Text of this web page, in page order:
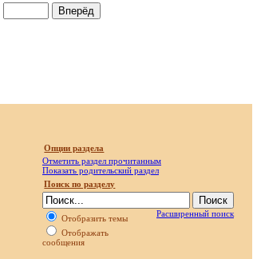
Опции раздела
Отметить раздел прочитанным
Показать родительский раздел
Поиск по разделу
Отобразить темы
Отображать
сообщения
Расширенный поиск